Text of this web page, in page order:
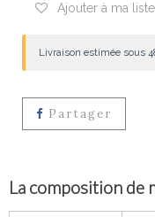
Ajouter à ma
Livraison estimée sous
Partager
La composition de